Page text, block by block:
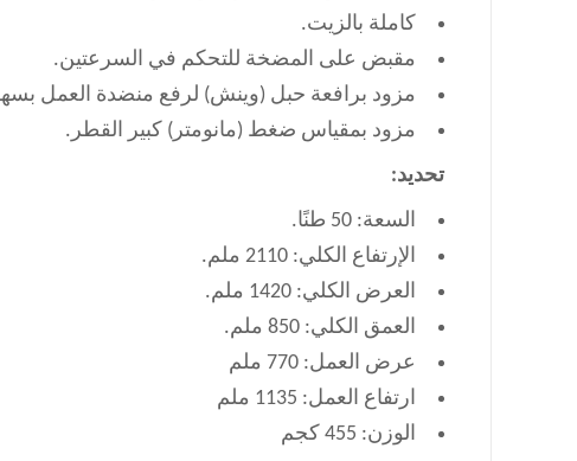
كاملة بالزيت.
مقبض على المضخة للتحكم في السرعتين.
مزود برافعة حبل (وينش) لرفع منضدة العمل
مزود بمقياس ضغط (مانومتر) كبير القطر.
تحديد:
السعة: 50 طنًا.
الإرتفاع الكلي: 2110 ملم.
العرض الكلي: 1420 ملم.
العمق الكلي: 850 ملم.
عرض العمل: 770 ملم
ارتفاع العمل: 1135 ملم
الوزن: 455 كجم